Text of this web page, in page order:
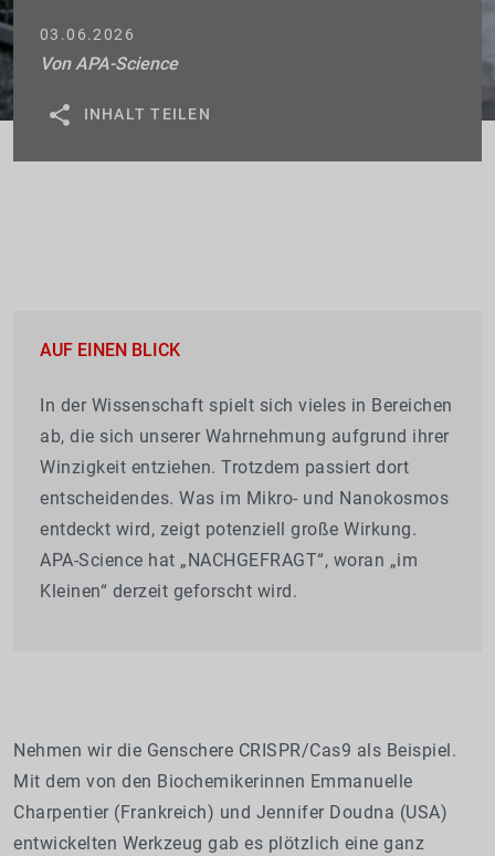
Nehmen wir die Genschere CRISPR/Cas9 als Beispiel.
Mit dem von den Biochemikerinnen Emmanuelle
Charpentier (Frankreich) und Jennifer Doudna (USA)
entwickelten Werkzeug gab es plötzlich eine ganz
03.06.2026
VonAPA-Science
INHALT TEILEN
AUF EINEN BLICK
In der Wissenschaft spielt sich vieles in Bereichen
ab, die sich unserer Wahrnehmung aufgrund ihrer
Winzigkeit entziehen. Trotzdem passiert dort
entscheidendes. Was im Mikro- und Nanokosmos
entdeckt wird, zeigt potenziell große Wirkung.
APA-Science hat „NACHGEFRAGT“, woran „im
Kleinen“ derzeit geforscht wird.